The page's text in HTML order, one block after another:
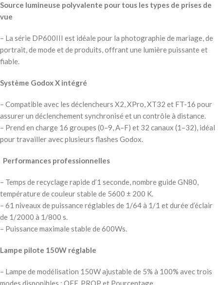
Source lumineuse polyvalente pour tous les types de prises de
vue
– La série DP600III est idéale pour la photographie de mariage, de
portrait, de mode et de produits, offrant une lumière puissante et
fiable.
Système Godox X intégré
– Compatible avec les déclencheurs X2, XPro, XT32 et FT-16 pour
assurer un déclenchement synchronisé et un contrôle à distance.
– Prend en charge 16 groupes (0–9, A–F) et 32 canaux (1–32), idéal
pour travailler avec plusieurs flashes Godox.
Performances professionnelles
– Temps de recyclage rapide d’1 seconde, nombre guide GN80,
température de couleur stable de 5600 ± 200 K.
– 61 niveaux de puissance réglables de 1/64 à 1/1 et durée d’éclair
de 1/2000 à 1/800 s.
– Puissance maximale stable de 600Ws.
Lampe pilote 150W réglable
– Lampe de modélisation 150W ajustable de 5% à 100% avec trois
modes disponibles : OFF, PROP et Pourcentage.